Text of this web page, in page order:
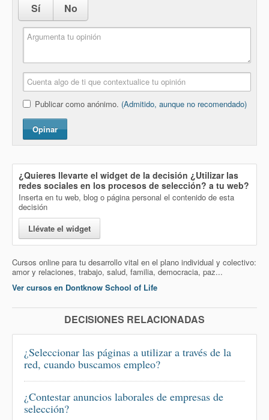
Sí No
Publicar como anónimo. (Admitido, aunque no recomendado)
Opinar
¿Quieres llevarte el widget de la decisión ¿Utilizar las
redes sociales en los procesos de selección? a tu web?
Inserta en tu web, blog o página personal el contenido de esta
decisión
Llévate el widget
Cursos online para tu desarrollo vital en el plano individual y colectivo:
amor y relaciones, trabajo, salud, familia, democracia, paz...
Ver cursos en Dontknow School of Life
DECISIONES RELACIONADAS
¿Seleccionar las páginas a utilizar a través de la
red, cuando buscamos empleo?
¿Contestar anuncios laborales de empresas de
selección?